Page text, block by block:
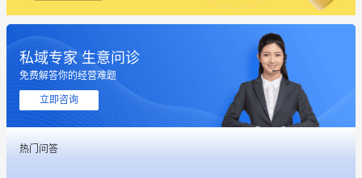
私域专家 生意问诊
免费解答你的经营难题
立即咨询
热门问答